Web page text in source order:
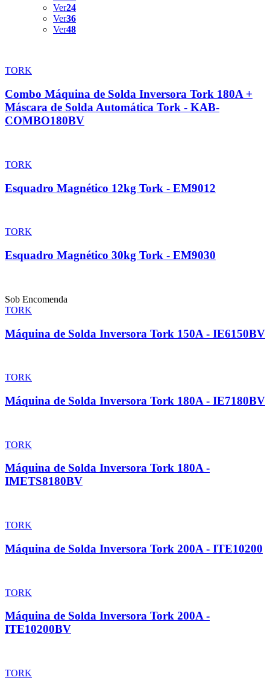
Ver24
Ver36
Ver48
TORK
Combo Máquina de Solda Inversora Tork 180A +
Máscara de Solda Automática Tork - KAB-
COMBO180BV
TORK
Esquadro Magnético 12kg Tork - EM9012
TORK
Esquadro Magnético 30kg Tork - EM9030
Sob Encomenda
TORK
Máquina de Solda Inversora Tork 150A - IE6150BV
TORK
Máquina de Solda Inversora Tork 180A - IE7180BV
TORK
Máquina de Solda Inversora Tork 180A -
IMETS8180BV
TORK
Máquina de Solda Inversora Tork 200A - ITE10200
TORK
Máquina de Solda Inversora Tork 200A -
ITE10200BV
TORK